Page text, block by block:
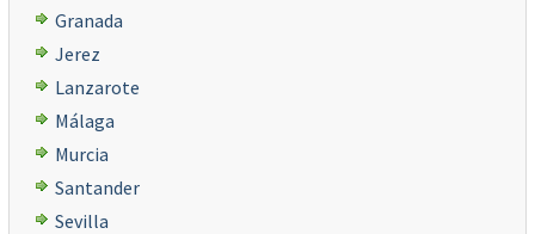
Granada
Jerez
Lanzarote
Málaga
Murcia
Santander
Sevilla